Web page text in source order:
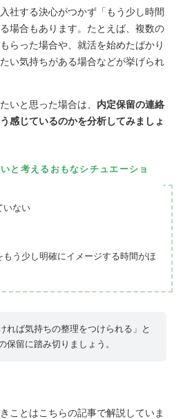
社する決心がつかず「もう少し時間
場合もあります。たとえば、複数の
らった場合や、就活を始めたばかり
い気持ちがある場合などが挙げられ
いと思った場合は、 内定保留の連絡
感じているのかを分析してみましょ
と考えるおもなシチュエーショ
いない
う少し明確にイメージする時間がほ
れば気持ちの整理をつけられる」と
保留に踏み切りましょう。
ことはこちらの記事で解説していま